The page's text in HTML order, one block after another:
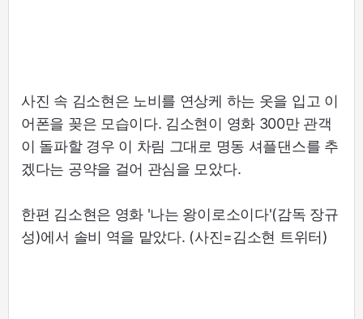
사진 속 김소현은 노비를 연상케 하는 옷을 입고 이
어폰을 꽂은 모습이다. 김소현이 영화 300만 관객
이 돌파할 경우 이 차림 그대로 명동 셔플댄스를 추
겠다는 공약을 걸어 관심을 모았다.
한편 김소현은 영화 '나는 왕이로소이다'(감독 장규
성)에서 솔비 역을 맡았다. (사진=김소현 트위터)